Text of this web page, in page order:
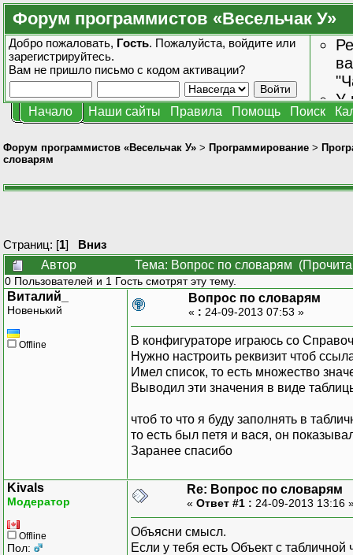
Форум программистов «Весельчак У»
Добро пожаловать, Гость. Пожалуйста, войдите или
зарегистрируйтесь.
Вам не пришло письмо с кодом активации?
У
Начало Наши сайты Правила Помощь Поиск
Форум программистов «Весельчак У» > Программирование >
словарям
Страниц: [1] Вниз
Автор
Тема: Вопрос по словарям
0 Пользователей и 1 Гость смотрят эту тему.
Виталий_
Новенький
Offline
Вопрос по словарям
« : 24-09-2013 07:53 »
В конфигураторе играюсь со
Нужно настроить реквизит чтоб
Имел список, то есть множество
Выводил эти значения в виде
чтоб то что я буду заполнять в
то есть был петя и вася, он
Заранее спасибо
Kivals
Модератор
Offline
Пол:
Re: Вопрос по словарям
« Ответ #1 : 24-09-2013 13:16
Объясни смысл.
Если у тебя есть Объект с